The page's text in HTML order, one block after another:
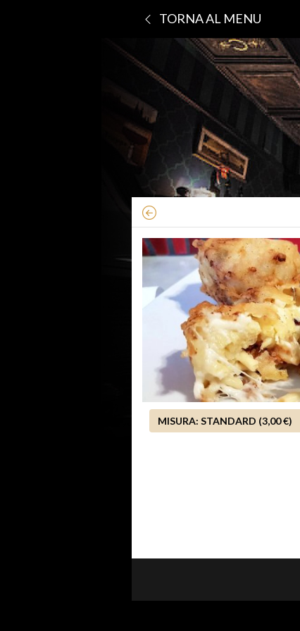
TORNA AL MENU
MISURA: STANDARD (3,00 €)